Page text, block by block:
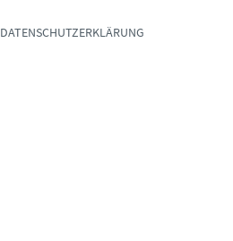
DATENSCHUTZERKLÄRUNG